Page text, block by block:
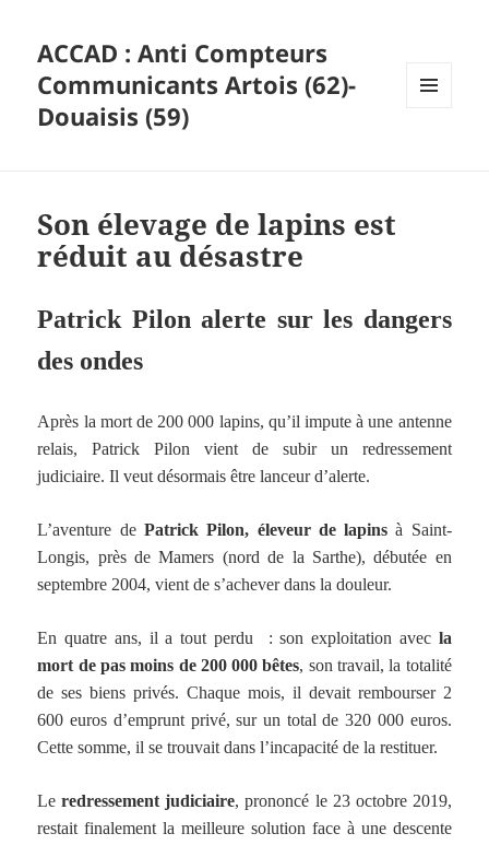
ACCAD : Anti Compteurs
Communicants Artois (62)-
Douaisis (59)
Son élevage de lapins est
réduit au désastre
Patrick Pilon alerte sur les dangers
des ondes
Après la mort de 200 000 lapins, qu’il impute à une antenne
relais, Patrick Pilon vient de subir un redressement
judiciaire. Il veut désormais être lanceur d’alerte.
L’aventure de Patrick Pilon, éleveur de lapins à Saint-
Longis, près de Mamers (nord de la Sarthe), débutée en
septembre 2004, vient de s’achever dans la douleur.
En quatre ans, il a tout perdu : son exploitation avec la
mort de pas moins de 200 000 bêtes, son travail, la totalité
de ses biens privés. Chaque mois, il devait rembourser 2
600 euros d’emprunt privé, sur un total de 320 000 euros.
Cette somme, il se trouvait dans l’incapacité de la restituer.
Leredressement judiciaire, prononcé le 23 octobre 2019,
restait finalement la meilleure solution face à une descente